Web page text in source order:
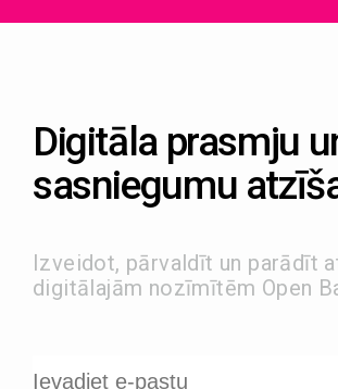
Digitāla prasmju
sasniegumu
Izveidot, pārvaldīt un parādīt
digitālajām nozīmītēm Open